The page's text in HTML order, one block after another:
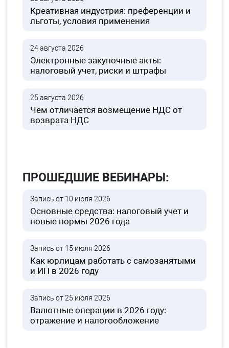
Креативная индустрия: преференции и
льготы, условия применения
24 августа 2026
Электронные закупочные акты:
налоговый учет, риски и штрафы
25 августа 2026
Чем отличается возмещение НДС от
возврата НДС
ПРОШЕДШИЕ ВЕБИНАРЫ:
Запись от 10 июля 2026
Основные средства: налоговый учет и
новые нормы 2026 года
Запись от 15 июля 2026
Как юрлицам работать с самозанятыми
и ИП в 2026 году
Запись от 25 июля 2026
Валютные операции в 2026 году:
отражение и налогообложение